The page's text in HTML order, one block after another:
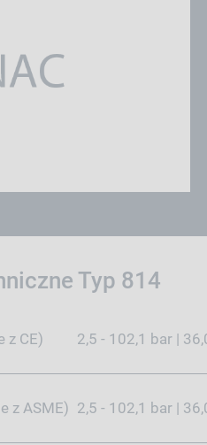
Typ 814
z CE) 2,5 - 102,1 bar |
z ASME) 2,5 - 102,1 bar |